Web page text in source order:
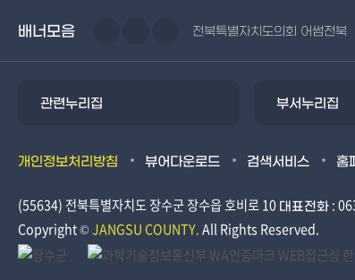
배너모음 전북특별자치도의회 어썸전북
관련누리집 부서누리집
개인정보처리방침 뷰어다운로드 검색서비스 홈
(55634) 전북특별자치도 장수군 장수읍 호비로 10 대표전화 :
Copyright ©JANGSU COUNTY.All Rights Reserved.